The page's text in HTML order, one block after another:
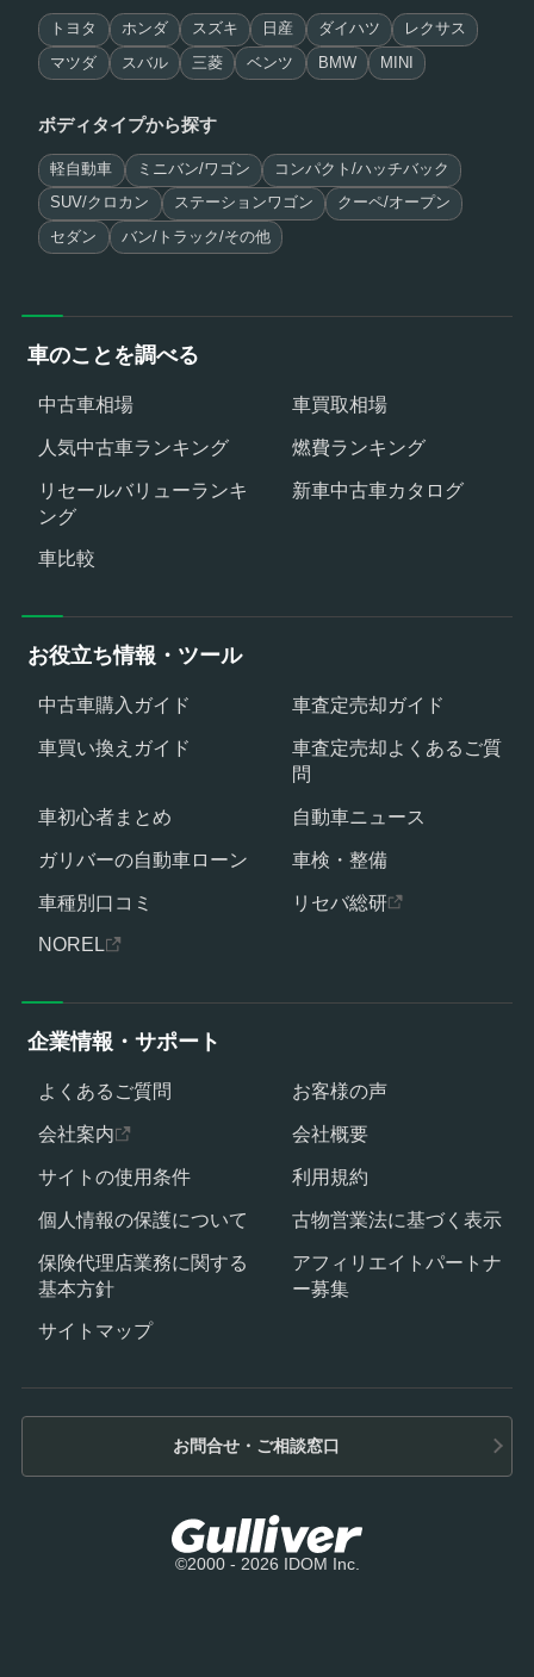
トヨタ ホンダ スズキ 日産 ダイハツ レクサス
マツダ スバル 三菱 ベンツ BMW MINI
ボディタイプから探す
軽自動車 ミニバン/ワゴン コンパクト/ハッチバック
SUV/クロカン ステーションワゴン クーペ/オープン
セダン バン/トラック/その他
車のことを調べる
中古車相場
車買取相場
人気中古車ランキング
燃費ランキング
リセールバリューランキ
ング
新車中古車カタログ
車比較
お役立ち情報・ツール
中古車購入ガイド
車査定売却ガイド
車買い換えガイド
車査定売却よくあるご質
問
車初心者まとめ
自動車ニュース
ガリバーの自動車ローン
車検・整備
車種別口コミ
リセバ総研
NOREL
お問合せ・ご相談窓口
©2000 - 2026 IDOM Inc.
企業情報・サポート
よくあるご質問
お客様の声
会社案内
会社概要
サイトの使用条件
利用規約
個人情報の保護について
古物営業法に基づく表示
保険代理店業務に関する
基本方針
アフィリエイトパートナ
ー募集
サイトマップ